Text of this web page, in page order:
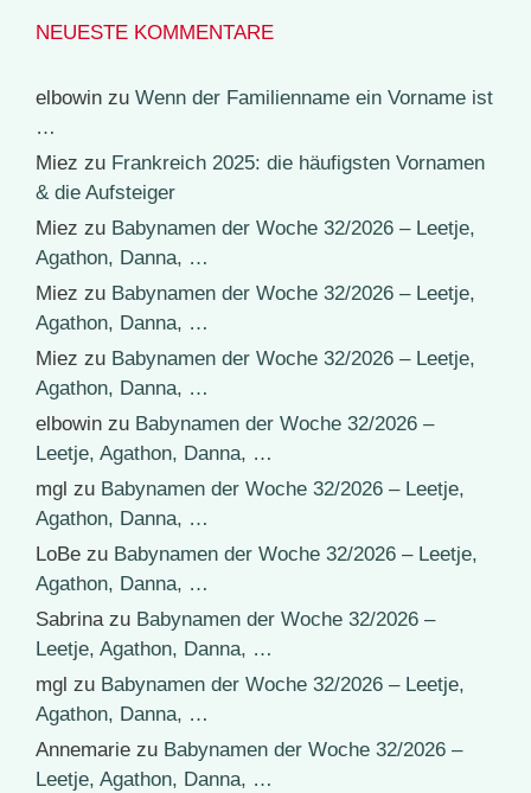
NEUESTE KOMMENTARE
elbowin zu Wenn der Familienname ein Vorname ist
…
Miez zu Frankreich 2025: die häufigsten Vornamen
& die Aufsteiger
Miez zu Babynamen der Woche 32/2026 – Leetje,
Agathon, Danna, …
Miez zu Babynamen der Woche 32/2026 – Leetje,
Agathon, Danna, …
Miez zu Babynamen der Woche 32/2026 – Leetje,
Agathon, Danna, …
elbowin zu Babynamen der Woche 32/2026 –
Leetje, Agathon, Danna, …
mgl zu Babynamen der Woche 32/2026 – Leetje,
Agathon, Danna, …
LoBe zu Babynamen der Woche 32/2026 – Leetje,
Agathon, Danna, …
Sabrinazu Babynamen der Woche 32/2026 –
Leetje, Agathon, Danna, …
mgl zu Babynamen der Woche 32/2026 – Leetje,
Agathon, Danna, …
Annemarie zu Babynamen der Woche 32/2026 –
Leetje, Agathon, Danna, …